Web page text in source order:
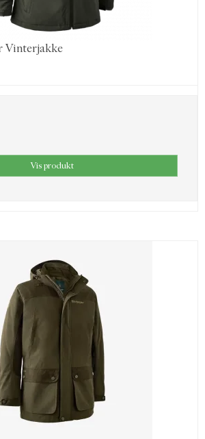
Vinterjakke
Vis produkt